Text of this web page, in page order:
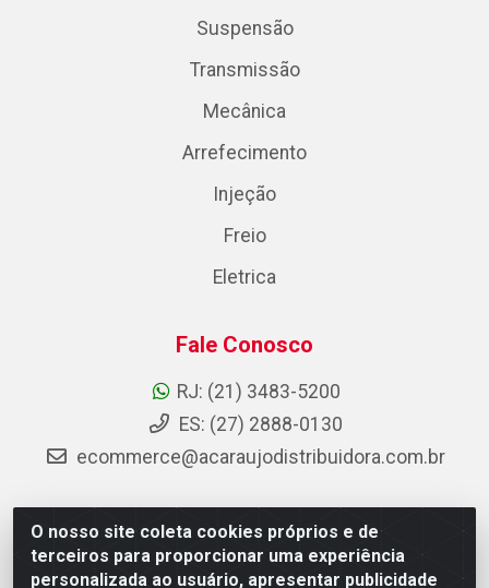
O nosso site coleta cookies próprios e de
terceiros para proporcionar uma experiência
personalizada ao usuário, apresentar publicidade
Suspensão
Transmissão
Mecânica
Arrefecimento
Injeção
Freio
Eletrica
Fale Conosco
RJ: (21) 3483-5200
ES: (27) 2888-0130
ecommerce@acaraujodistribuidora.com.br
AC Araujo Distribuidora - Rua Carneiro de Campos, 42 -
São Cristóvão, Rio de Janeiro/RJ - CEP 20.920-410 -